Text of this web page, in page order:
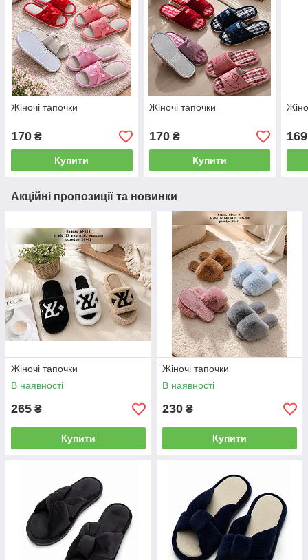
Жіночі тапочки
170 ₴
Купити
Жіночі тапочки
170₴
Купити
169
Акційні пропозиції та новинки
Жіночі тапочки
В наявності
265 ₴
Купити
Жіночі тапочки
В наявності
230 ₴
Купити